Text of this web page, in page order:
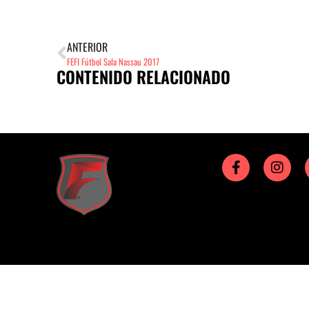
ANTERIOR
FEFI Fútbol Sala Nassau 2017
CONTENIDO RELACIONADO